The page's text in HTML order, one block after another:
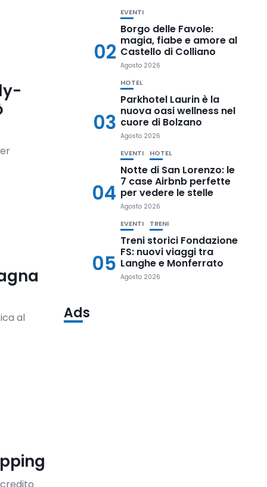
al
02
EVENTI
Borgo delle Favole:
magia, fiabe e amore al
Castello di Colliano
Agosto 2026
03
HOTEL
Parkhotel Laurin è la
nuova oasi wellness nel
cuore di Bolzano
Agosto 2026
04
EVENTI HOTEL
Notte di San Lorenzo: le
7 case Airbnb perfette
per vedere le stelle
Agosto 2026
05
EVENTI TRENI
Treni storici Fondazione
FS: nuovi viaggi tra
Langhe e Monferrato
Agosto 2026
Ads